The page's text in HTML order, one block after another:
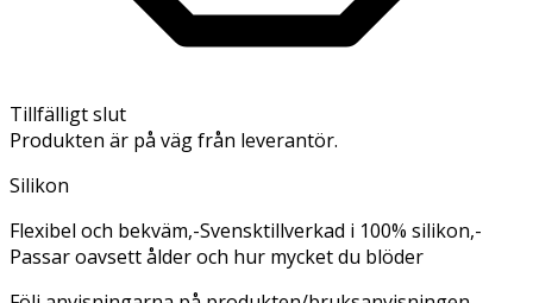
Tillfälligt slut
Produkten är på väg från leverantör.
Silikon
Flexibel och bekväm,-Svensktillverkad i 100% silikon,-
Passar oavsett ålder och hur mycket du blöder